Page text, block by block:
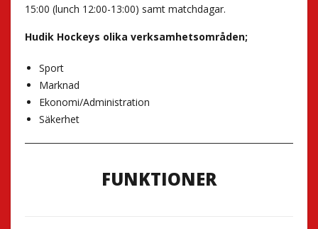
15:00 (lunch 12:00-13:00) samt matchdagar.
Hudik Hockeys olika verksamhetsområden;
Sport
Marknad
Ekonomi/Administration
Säkerhet
FUNKTIONER